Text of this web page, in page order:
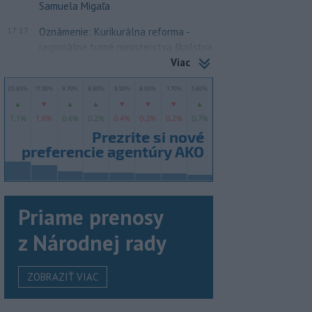
Samuela Migaľa
Oznámenie: Kurikurálna reforma -
regionálne turné ministerstva školstva
Viac
Priame prenosy
z Národnej rady
ZOBRAZIŤ VIAC